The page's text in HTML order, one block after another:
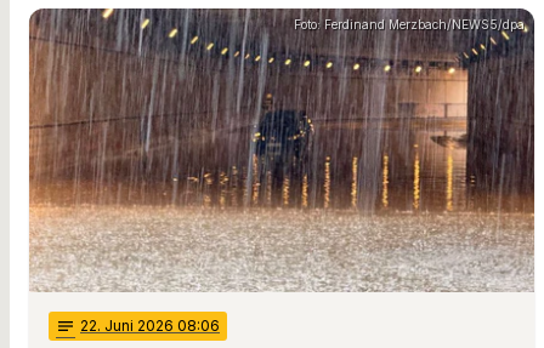
Foto: Ferdinand Merzbach/NEWS5/dpa
notes 22. Juni 2026 08:06